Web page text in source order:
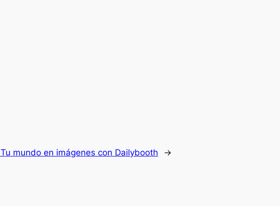
Tu mundo en imágenes con Dailybooth →